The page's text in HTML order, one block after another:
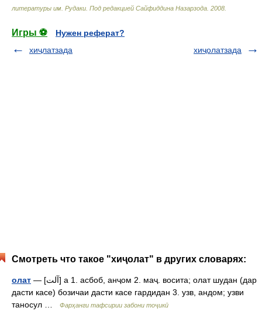
литературы им. Рудаки Под редакцией Сайфиддина Назарзода 2008
Игры ⚽
Нужен реферат?
хиҷлатзада
хиҷолатзада
Смотреть что такое "хиҷолат" в других словарях:
олат — [آلت] а 1. асбоб, анҷом 2. маҷ. восита; олат шудан (дар
дасти касе) бозичаи дасти касе гардидан 3. узв, андом; узви
таносул …
Фарҳанги тафсирии забони тоҷикӣ